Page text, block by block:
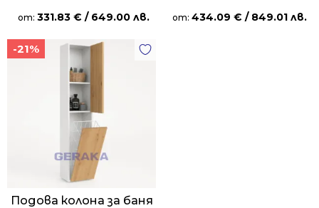
от: 331.83 € / 649.00 лв. от: 434.09 € / 849.01 лв.
-21%
Подова колона за баня